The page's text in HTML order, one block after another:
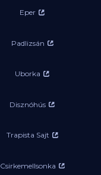
Eper
Padlizsán
Uborka
Disznóhús
Trapista Sajt
Csirkemellsonka